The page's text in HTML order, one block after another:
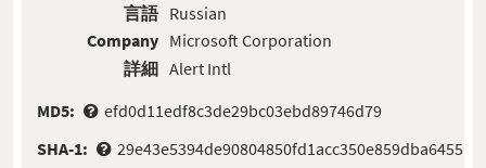
言語
Company
詳細
Russian
Microsoft Corporation
Alert Intl
MD5:
efd0d11edf8c3de29bc03ebd89746d79
SHA-1:
29e43e5394de90804850fd1acc350e859dba6455